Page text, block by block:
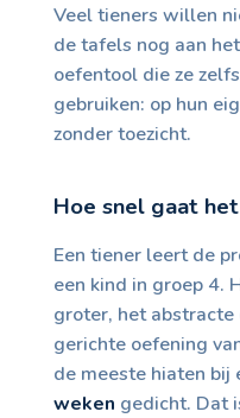
Veel tieners willen
de tafels nog aan
oefentool die ze
gebruiken: op hun
zonder toezicht.
Hoe snel gaat
Een tiener leert de
een kind in groep 4.
groter, het
gerichte oefening
de meeste hiaten bij
weken gedicht. Dat